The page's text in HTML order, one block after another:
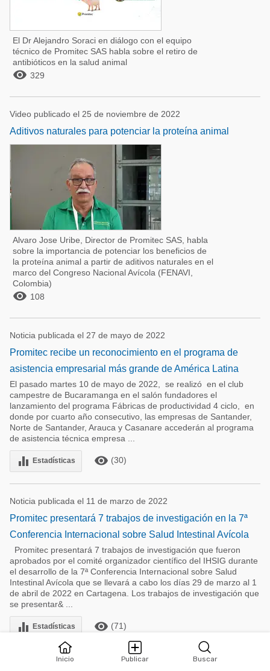
Inicio Publicar Buscar
El Dr Alejandro Soraci en diálogo con el equipo
técnico de Promitec SAS habla sobre el retiro de
antibióticos en la salud animal
 329
Video publicado el 25 de noviembre de 2022
Aditivos naturales para potenciar la proteína animal
Alvaro Jose Uribe, Director de Promitec SAS, habla
sobre la importancia de potenciar los beneficios de
la proteína animal a partir de aditivos naturales en el
marco del Congreso Nacional Avícola (FENAVI,
Colombia)
 108
Noticia publicada el 27 de mayo de 2022
Promitec recibe un reconocimiento en el programa de
asistencia empresarial más grande de América Latina
El pasado martes 10 de mayo de 2022, se realizó en el club
campestre de Bucaramanga en el salón fundadores el
lanzamiento del programa Fábricas de productividad 4 ciclo, en
donde por cuarto año consecutivo, las empresas de Santander,
Norte de Santander, Arauca y Casanare accederán al programa
de asistencia técnica empresa ...
equalizer Estadísticas remove_red_eye (30)
Noticia publicada el 11 de marzo de 2022
Promitec presentará 7 trabajos de investigación en la 7ª
Conferencia Internacional sobre Salud Intestinal Avícola
Promitec presentará 7 trabajos de investigación que fueron
aprobados por el comité organizador científico del IHSIG durante
el desarrollo de la 7ª Conferencia Internacional sobre Salud
Intestinal Avícola que se llevará a cabo los días 29 de marzo al 1
de abril de 2022 en Cartagena. Los trabajos de investigación que
se presentar& ...
equalizer Estadísticas remove_red_eye (71)